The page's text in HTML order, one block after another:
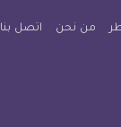
للآيفون
من نحن اتصل بنا